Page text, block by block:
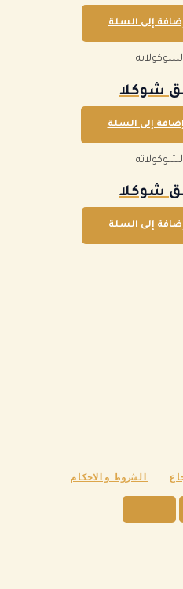
إلى السلة
شوكلا
إضافة إلى السلة
شوكلا
إلى السلة
الشروط والاحكام